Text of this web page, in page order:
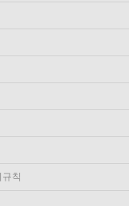
칙